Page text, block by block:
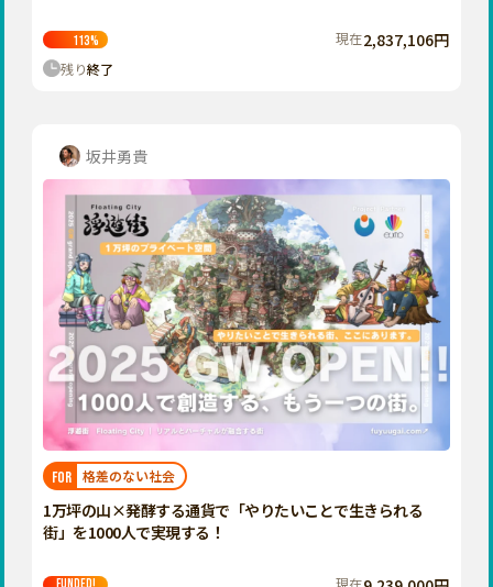
神奈川
福井
長野
岐阜
静岡
愛知
近畿
滋賀
113% 現在2,837,106円
残り終了
坂井勇貴
FOR 格差のない社会
1万坪の山×発酵する通貨で「やりたいことで生きられる
街」を1000人で実現する！
現在